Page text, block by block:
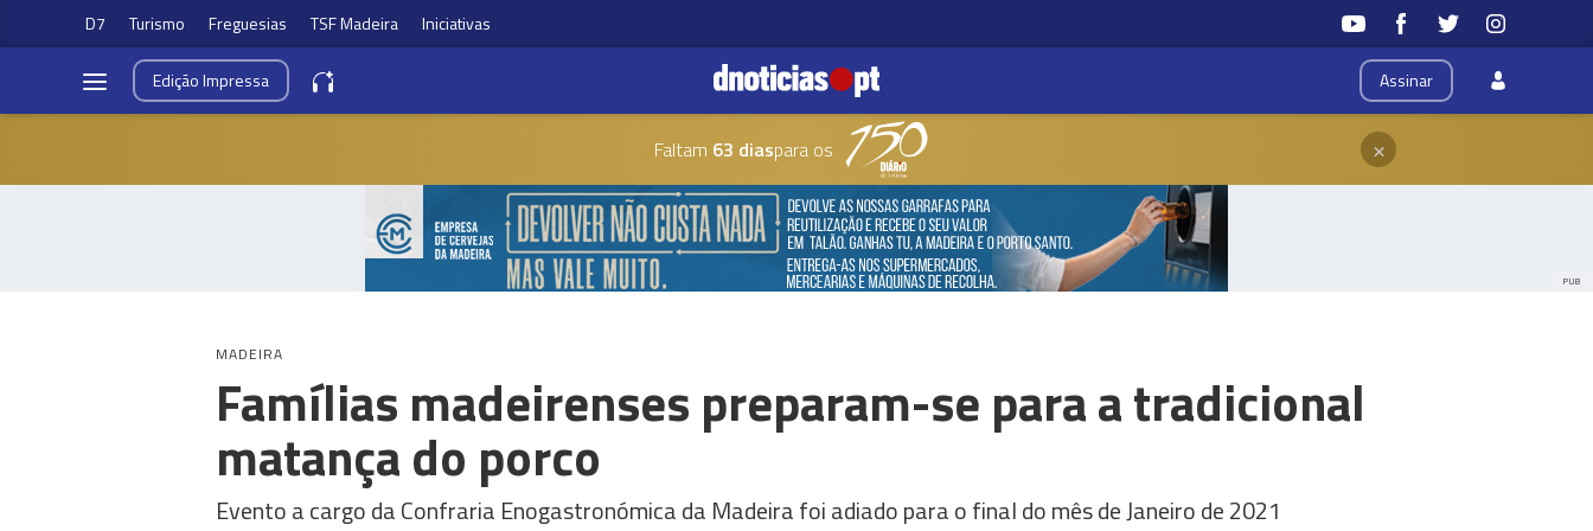
D7 Turismo Freguesias TSF Madeira Iniciativas
Assinar
EdiçãoImpressa
Faltam 63 diaspara os ×
PUB
MADEIRA
Famílias madeirenses preparam-se para a tradicional
matança do porco
Evento a cargo da Confraria Enogastronómica da Madeira foi adiado para o final do mês de Janeiro de 2021